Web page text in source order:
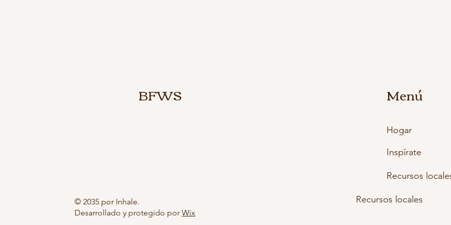
BFWS
© 2035 por Inhale.
Desarrollado y protegido por Wix
Menú
Hogar
Inspírate
Recursos
Recursos locales